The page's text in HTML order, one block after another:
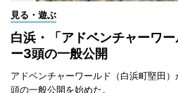
見る・遊ぶ
白浜・「アドベンチャーワ
ー3頭の一般公開
アドベンチャーワールド（白浜町堅田
頭の一般公開を始めた。